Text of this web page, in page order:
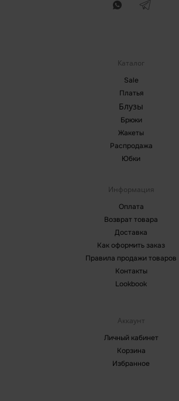
Каталог
Sale
Платья
Блузы
Брюки
Жакеты
Распродажа
Юбки
Информация
Оплата
Возврат товара
Доставка
Как оформить заказ
Правила продажи товаров
Контакты
Lookbook
Аккаунт
Личный кабинет
Корзина
Избранное